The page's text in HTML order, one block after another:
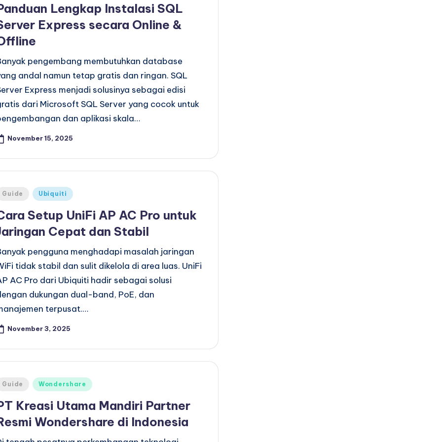
Lengkap Instalasi SQL
Express secara Online &
pengembang membutuhkan database
andal namun tetap gratis dan ringan. SQL
Express menjadi solusinya sebagai edisi
dari Microsoft SQL Server yang cocok untuk
dan aplikasi skala…
November 15, 2025
Guide Ubiquiti
Setup UniFi AP AC Pro untuk
Cepat dan Stabil
pengguna menghadapi masalah jaringan
tidak stabil dan sulit dikelola di area luas. UniFi
AC Pro dari Ubiquiti hadir sebagai solusi
dukungan dual-band, PoE, dan
terpusat.…
November 3, 2025
Guide Wondershare
Kreasi Utama Mandiri Partner
Wondershare di Indonesia